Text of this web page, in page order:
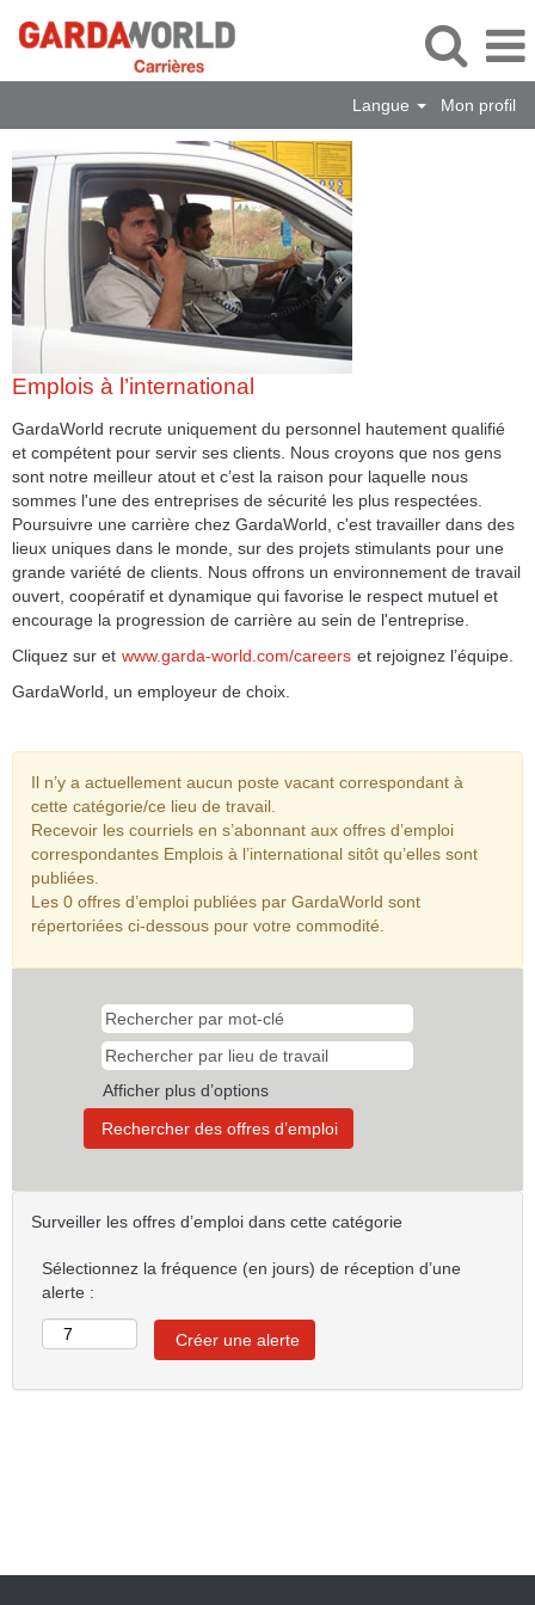
Langue Mon profil
à
l’international
Emplois à l’international
GardaWorld recrute uniquement du personnel hautement qualifié
et compétent pour servir ses clients. Nous croyons que nos gens
sont notre meilleur atout et c’est la raison pour laquelle nous
sommes l'une des entreprises de sécurité les plus respectées.
Poursuivre une carrière chez GardaWorld, c'est travailler dans des
lieux uniques dans le monde, sur des projets stimulants pour une
grande variété de clients. Nous offrons un environnement de travail
ouvert, coopératif et dynamique qui favorise le respect mutuel et
encourage la progression de carrière au sein de l'entreprise.
Cliquez sur et www.garda-world.com/careers et rejoignez l’équipe.
GardaWorld, un employeur de choix.
Il n’y a actuellement aucun poste vacant correspondant à
cette catégorie/ce lieu de travail.
Recevoir les courriels en s’abonnant aux offres d’emploi
correspondantes Emplois à l’international sitôt qu’elles sont
publiées.
Les 0 offres d’emploi publiées par GardaWorld sont
répertoriées ci-dessous pour votre commodité.
Afficher plus d’options
Surveiller les offres d’emploi dans cette catégorie
Sélectionnez la fréquence (en jours) de réception d’une
alerte :